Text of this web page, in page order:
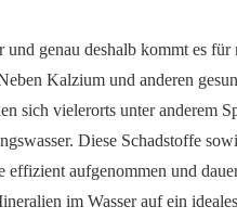
und genau deshalb kommt es
Kalzium und anderen
sich vielerorts unter anderem
Diese Schadstoffe
aufgenommen und
im Wasser auf ein